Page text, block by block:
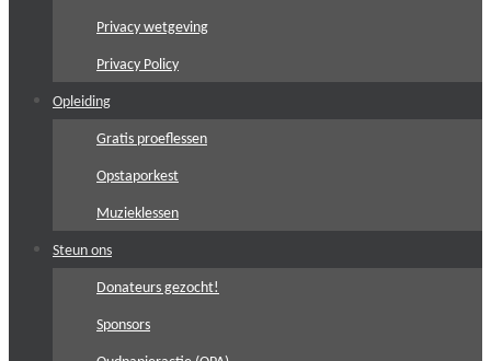
Privacy wetgeving
Privacy Policy
Opleiding
Gratis proeflessen
Opstaporkest
Muzieklessen
Steun ons
Donateurs gezocht!
Sponsors